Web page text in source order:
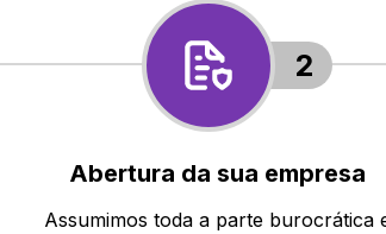
2
Abertura da sua empresa
Assumimos toda a parte burocrática